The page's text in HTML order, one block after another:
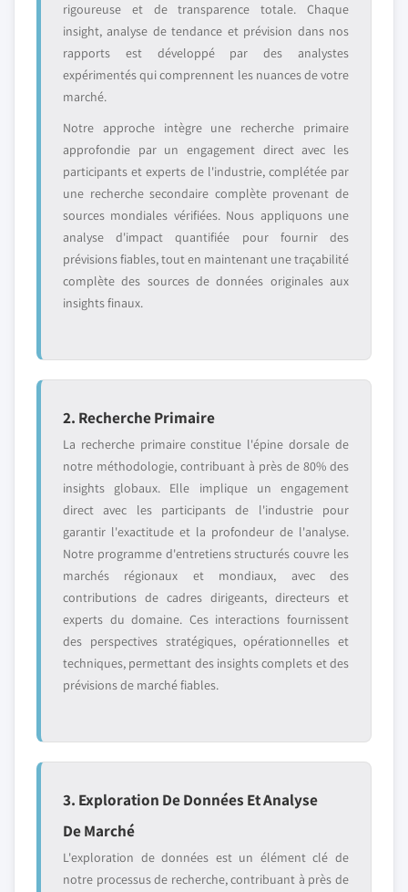
rigoureuse et de transparence totale. Chaque
insight, analyse de tendance et prévision dans nos
rapports est développé par des analystes
expérimentés qui comprennent les nuances de votre
marché.
Notre approche intègre une recherche primaire
approfondie par un engagement direct avec les
participants et experts de l'industrie, complétée par
une recherche secondaire complète provenant de
sources mondiales vérifiées. Nous appliquons une
analyse d'impact quantifiée pour fournir des
prévisions fiables, tout en maintenant une traçabilité
complète des sources de données originales aux
insights finaux.
2. Recherche Primaire
La recherche primaire constitue l'épine dorsale de
notre méthodologie, contribuant à près de 80% des
insights globaux. Elle implique un engagement
direct avec les participants de l'industrie pour
garantir l'exactitude et la profondeur de l'analyse.
Notre programme d'entretiens structurés couvre les
marchés régionaux et mondiaux, avec des
contributions de cadres dirigeants, directeurs et
experts du domaine. Ces interactions fournissent
des perspectives stratégiques, opérationnelles et
techniques, permettant des insights complets et des
prévisions de marché fiables.
3. Exploration De Données Et Analyse
De Marché
L'exploration de données est un élément clé de
notre processus de recherche, contribuant à près de